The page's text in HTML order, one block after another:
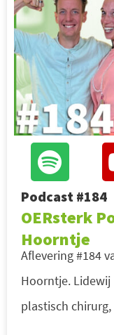
Podcast #184
OERsterk
Hoorntje
Aflevering #184
Hoorntje.
plastisch chirurg,